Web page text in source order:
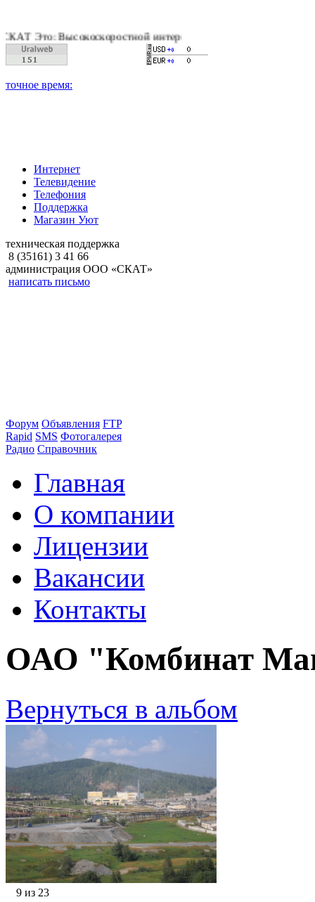
интернет, качественное цифровое и
Интернет
Телевидение
Телефония
Поддержка
Магазин Уют
техническая поддержка
8 (35161) 3 41 66
администрация ООО «СКАТ»
написать письмо
Форум Объявления FTP
Rapid SMS Фотогалерея
Радио Справочник
Главная
О компании
Лицензии
Вакансии
Контакты
ОАО "Комбинат
Вернуться в альбом
9 из 23